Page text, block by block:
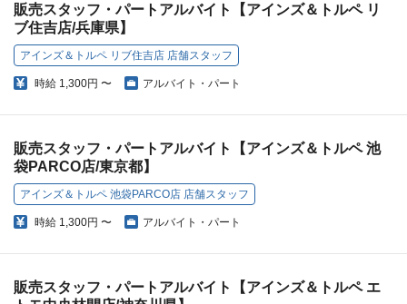
販売スタッフ・パートアルバイト【アインズ＆トルペ リ
ブ住吉店/兵庫県】
アインズ＆トルペ リブ住吉店 店舗スタッフ
時給 1,300円 〜 アルバイト・パート
販売スタッフ・パートアルバイト【アインズ＆トルペ 池
袋PARCO店/東京都】
アインズ＆トルペ 池袋PARCO店 店舗スタッフ
時給 1,300円 〜 アルバイト・パート
販売スタッフ・パートアルバイト【アインズ＆トルペ エ